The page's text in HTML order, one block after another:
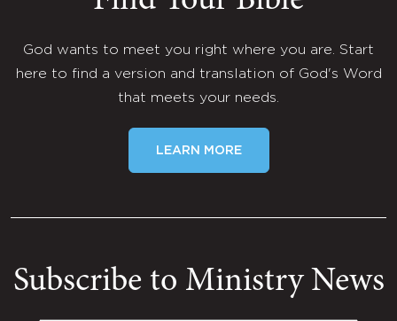
God wants to meet you right where you are. Start
here to find a version and translation of God's Word
that meets your needs.
LEARN MORE
Subscribe to Ministry News